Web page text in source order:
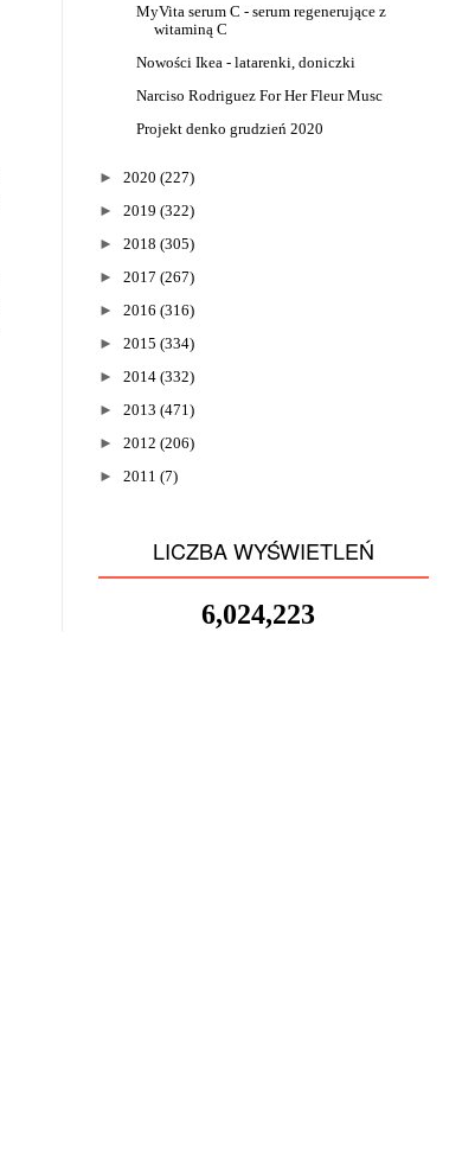
MyVita serum C - serum regenerujące z
witaminą C
Nowości Ikea - latarenki, doniczki
Narciso Rodriguez For Her Fleur Musc
Projekt denko grudzień 2020
► 2020 (227)
► 2019 (322)
► 2018 (305)
► 2017 (267)
► 2016 (316)
► 2015 (334)
► 2014 (332)
► 2013 (471)
► 2012 (206)
► 2011 (7)
LICZBA WYŚWIETLEŃ
6,024,223